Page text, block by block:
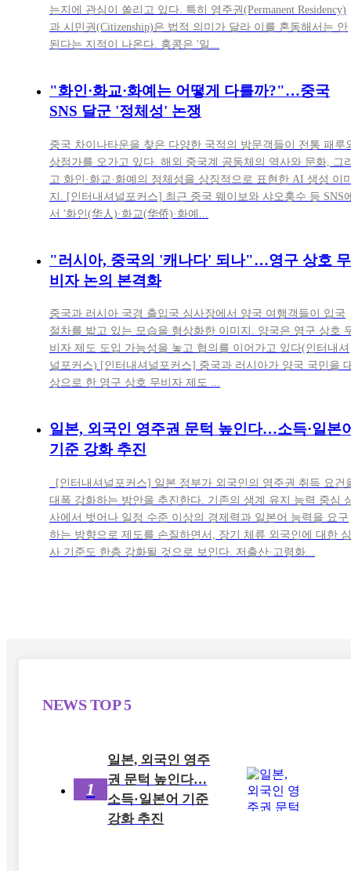
는지에 관심이 쏠리고 있다. 특히 영주권(Permanent Residency)
과 시민권(Citizenship)은 법적 의미가 달라 이를 혼동해서는 안
된다는 지적이 나온다. 홍콩은 '일...
"화인·화교·화예는 어떻게 다를까?"…중국
SNS 달군 '정체성' 논쟁
중국 차이나타운을 찾은 다양한 국적의 방문객들이 전통 패루
상점가를 오가고 있다. 해외 중국계 공동체의 역사와 문화, 그
고 화인·화교·화예의 정체성을 상징적으로 표현한 AI 생성 이
지. [인터내셔널포커스] 최근 중국 웨이보와 샤오훙수 등 SNS
서 '화인(华人)·화교(华侨)·화예...
"러시아, 중국의 '캐나다' 되나"…영구 상호 무
비자 논의 본격화
중국과 러시아 국경 출입국 심사장에서 양국 여행객들이 입국
절차를 밟고 있는 모습을 형상화한 이미지. 양국은 영구 상호
비자 제도 도입 가능성을 놓고 협의를 이어가고 있다(인터내셔
널포커스) [인터내셔널포커스] 중국과 러시아가 양국 국민을
상으로 한 영구 상호 무비자 제도 ...
일본, 외국인 영주권 문턱 높인다…소득·일본
기준 강화 추진
[인터내셔널포커스] 일본 정부가 외국인의 영주권 취득 요건
대폭 강화하는 방안을 추진한다. 기존의 생계 유지 능력 중심
사에서 벗어나 일정 수준 이상의 경제력과 일본어 능력을 요구
하는 방향으로 제도를 손질하면서, 장기 체류 외국인에 대한 심
사 기준도 한층 강화될 것으로 보인다. 저출산·고령화...
NEWSTOP 5
1
일본, 외국인 영주
권 문턱 높인다…
소득·일본어 기준
강화 추진